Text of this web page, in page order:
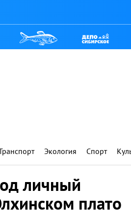
Экология Спорт
личный
плато